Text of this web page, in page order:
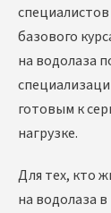
базового
на водолаза
готовым к
нагрузке.
Для тех, кто
на водолаза